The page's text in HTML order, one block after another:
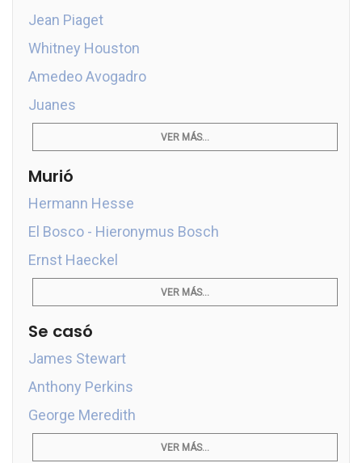
Jean Piaget
Whitney Houston
Amedeo Avogadro
Juanes
VER MÁS...
Murió
Hermann Hesse
El Bosco - Hieronymus Bosch
Ernst Haeckel
VER MÁS...
Se casó
James Stewart
Anthony Perkins
George Meredith
VER MÁS...